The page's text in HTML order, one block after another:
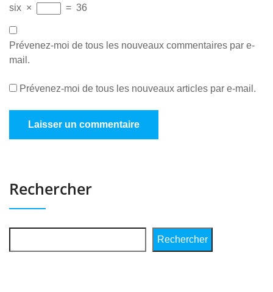
six × = 36
Prévenez-moi de tous les nouveaux commentaires par e-
mail.
Prévenez-moi de tous les nouveaux articles par e-mail.
Rechercher
Rechercher